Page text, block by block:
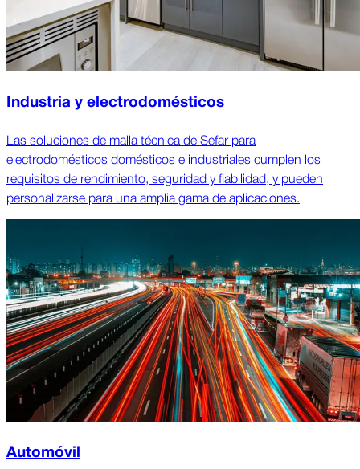
Industria y electrodomésticos
Las soluciones de malla técnica de Sefar para
electrodomésticos domésticos e industriales cumplen los
requisitos de rendimiento, seguridad y fiabilidad, y pueden
personalizarse para una amplia gama de aplicaciones.
Automóvil